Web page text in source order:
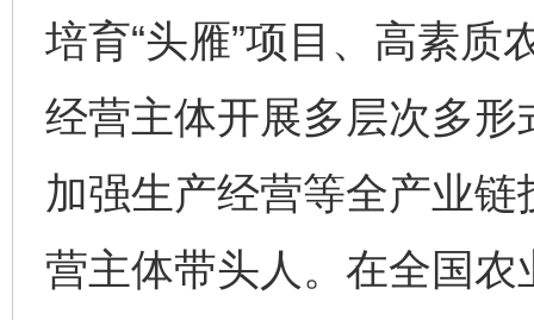
培育“头雁”项目、高素质
经营主体开展多层次多
加强生产经营等全产业
营主体带头人。在全国